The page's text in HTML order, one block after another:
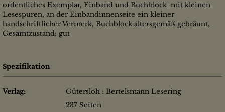
ordentliches Exemplar, Einband und Buchblock mit kleinen
Lesespuren, an der Einbandinnenseite ein kleiner
handschriftlicher Vermerk, Buchblock altersgemäß gebräunt,
Gesamtzustand: gut
Spezifikation
Verlag:
Gütersloh : Bertelsmann Lesering
237 Seiten